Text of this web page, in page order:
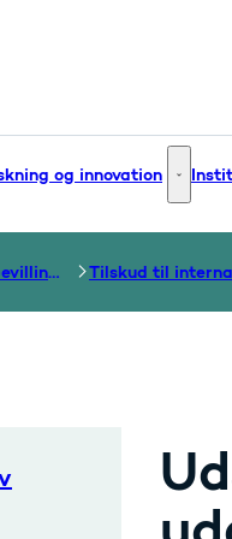
- Flere links
og innovation
Tilskud, puljer og bevillinger